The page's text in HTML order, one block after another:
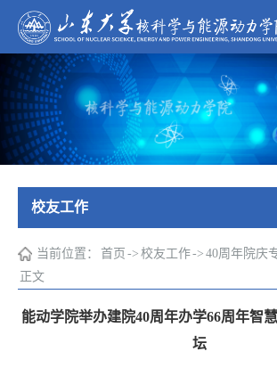
校友工作
当前位置： 首页 -> 校友工作-> 40周年院庆
正文
能动学院举办建院40周年办学66周年智
坛